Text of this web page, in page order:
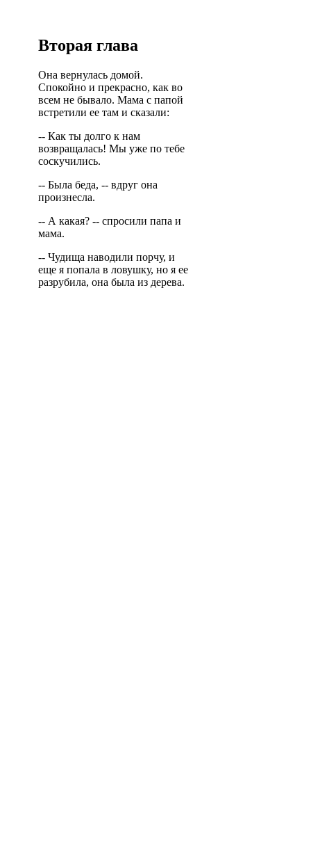
Вторая глава
Она вернулась домой.
Спокойно и прекрасно, как во
всем не бывало. Мама с папой
встретили ее там и сказали:
-- Как ты долго к нам
возвращалась! Мы уже по тебе
соскучились.
-- Была беда, -- вдруг она
произнесла.
-- А какая? -- спросили папа и
мама.
-- Чудища наводили порчу, и
еще я попала в ловушку, но я ее
разрубила, она была из дерева.